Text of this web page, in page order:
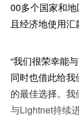
00多个国家和
且经济地使用汇
“我们很荣幸能
同时也借此给
的最佳选择。
与Lightnet持续